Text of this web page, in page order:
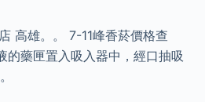
高雄。。 7-11峰香菸價格查
的藥匣置入吸入器中，經口抽吸